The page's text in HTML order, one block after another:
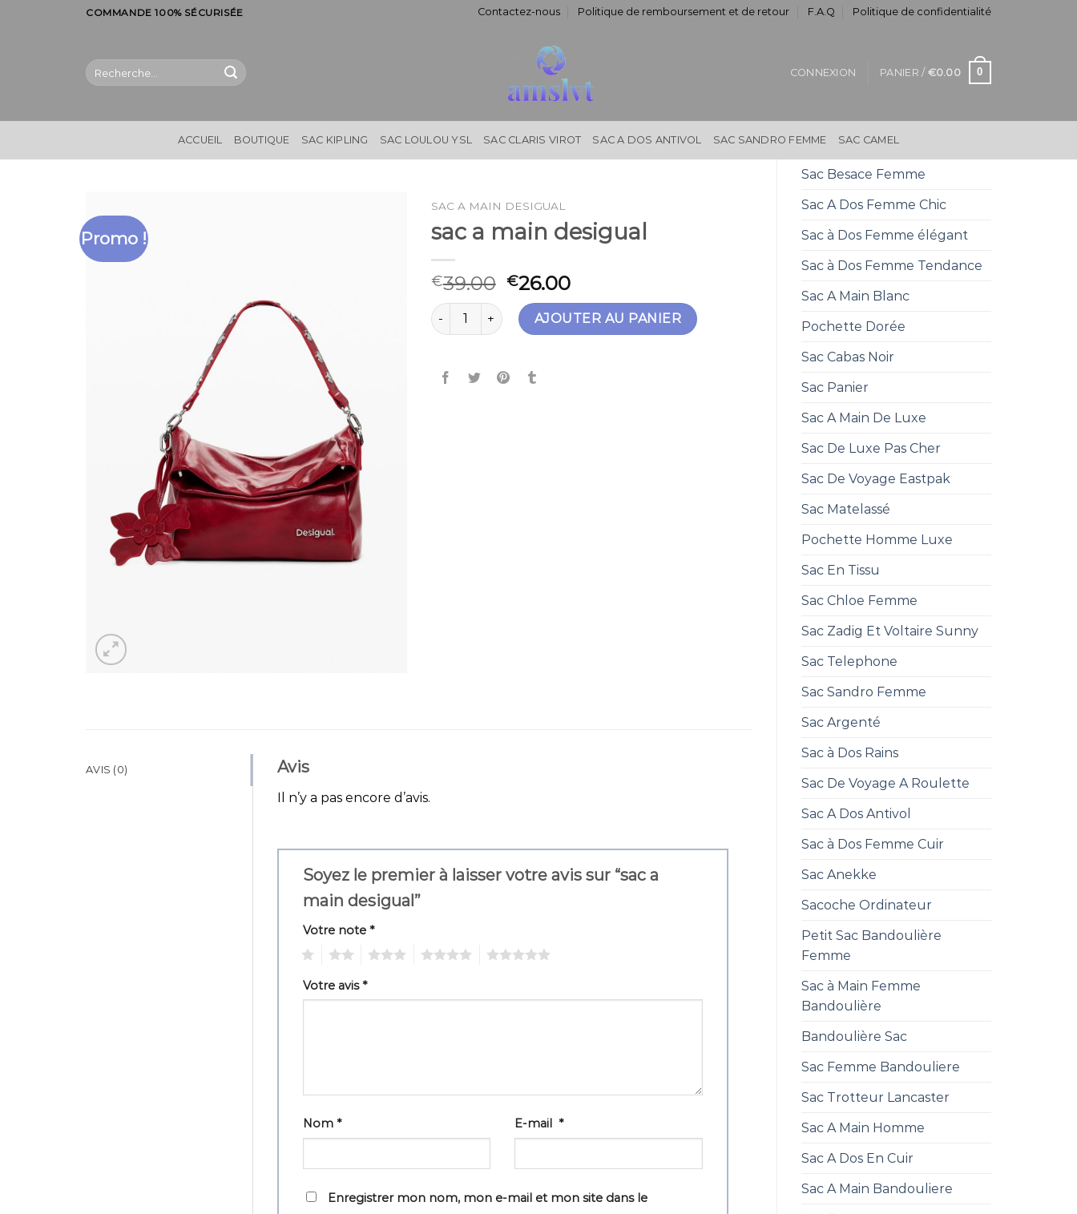
COMMANDE 100% SÉCURISÉE Contactez-nous Politique de remboursement et de retour F.A.Q Politique de confidentialité
Recherche
pour :
CONNEXION PANIER / €0.00 0
ACCUEIL BOUTIQUE SAC KIPLING SAC LOULOU YSL SAC CLARIS VIROT SAC A DOS ANTIVOL SAC SANDRO FEMME SAC CAMEL
Sac Besace Femme
Sac A Dos Femme Chic
Sac à Dos Femme élégant
Sac à Dos Femme Tendance
Sac A Main Blanc
Pochette Dorée
Sac Cabas Noir
Sac Panier
Sac A Main De Luxe
Sac De Luxe Pas Cher
Sac De Voyage Eastpak
Sac Matelassé
Pochette Homme Luxe
Sac En Tissu
Sac Chloe Femme
Sac Zadig Et Voltaire Sunny
Sac Telephone
Sac Sandro Femme
Sac Argenté
Sac à Dos Rains
Sac De Voyage A Roulette
Sac A Dos Antivol
Sac à Dos Femme Cuir
Sac Anekke
Sacoche Ordinateur
Petit Sac Bandoulière
Femme
Sac à Main Femme
Bandoulière
Bandoulière Sac
Sac Femme Bandouliere
Sac Trotteur Lancaster
Sac A Main Homme
Sac A Dos En Cuir
Sac A Main Bandouliere
Promo !
SAC A MAIN DESIGUAL
sac a main desigual
€39.00 €26.00
quantité de sac a main desigual
AJOUTER AU PANIER
AVIS (0) Avis
Il n’y a pas encore d’avis.
Soyez le premier à laisser votre avis sur “sac a
main desigual”
Votre note *
Votre avis*
Nom * E-mail*
Enregistrer mon nom, mon e-mail et mon site dans le